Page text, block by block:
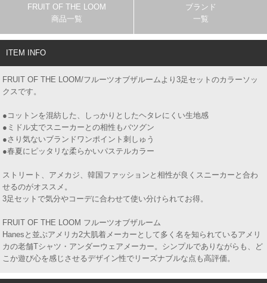
FRUIT OF THE LOOM
商品一覧
ブランド
一覧
ITEM INFO
FRUIT OF THE LOOM/フルーツオブザルームより3足セットのカラーソッ
クスです。
●コットンを混紡した、しっかりとしたヘタレにくい生地感
●ミドル丈でスニーカーとの相性もバツグン
●さり気ないブランドワンポイント刺しゅう
●春夏にピッタリな柔らかいパステルカラー
ストリート、アメカジ、韓国ファッションと相性が良くスニーカーと合わ
せるのがオススメ。
3足セットで気分やコーデに合わせて使い分けられてお得。
FRUIT OF THE LOOM フルーツオブザルーム
Hanesと並ぶアメリカ2大肌着メーカーとして多く名を知られているアメリ
カの老舗Tシャツ・アンダーウェアメーカー。シンプルでありながらも、ど
こか遊び心を感じさせるデザイン性でリーズナブルな点も高評価。